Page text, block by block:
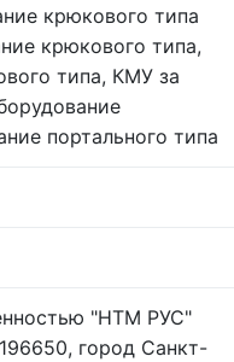
крюкового типа
крюкового типа,
типа, КМУ за
портального типа
"НТМ РУС"
город Санкт-